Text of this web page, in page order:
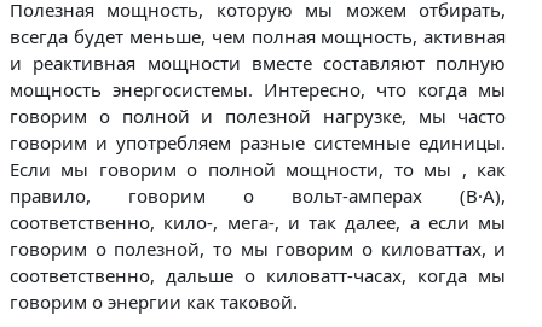
Полезная мощность, которую мы можем отбирать,
всегда будет меньше, чем полная мощность, активная
и реактивная мощности вместе составляют полную
мощность энергосистемы. Интересно, что когда мы
говорим о полной и полезной нагрузке, мы часто
говорим и употребляем разные системные единицы.
Если мы говорим о полной мощности, то мы , как
правило, говорим о вольт-амперах (В·А),
соответственно, кило-, мега-, и так далее, а если мы
говорим о полезной, то мы говорим о киловаттах, и
соответственно, дальше о киловатт-часах, когда мы
говорим о энергии как таковой.